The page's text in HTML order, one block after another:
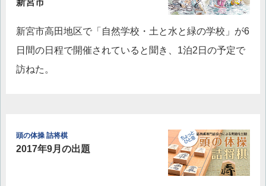
新宮市
新宮市高田地区で「自然学校・土と水と緑の学校」が6
日間の日程で開催されていると聞き、1泊2日の予定で
訪ねた。
頭の体操 詰将棋
2017年9月の出題